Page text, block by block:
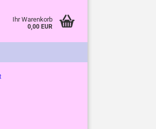
Ihr Warenkorb
0,00 EUR